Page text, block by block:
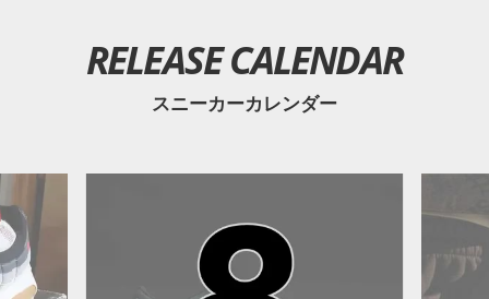
RELEASE CALENDAR
スニーカーカレンダー